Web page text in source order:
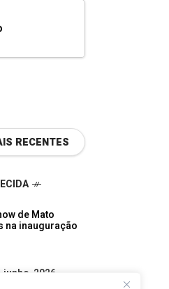
de Mato
inauguração
Goiás